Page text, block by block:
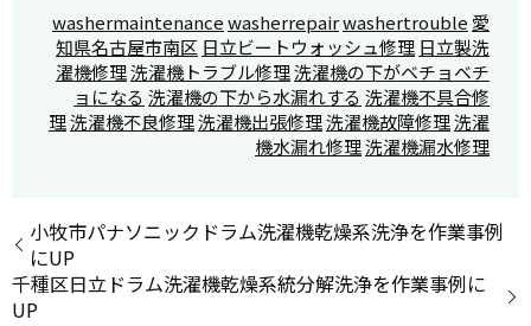
washermaintenancewasherrepairwashertrouble 愛
知県名古屋市南区 日立ビートウォッシュ修理 日立製洗
濯機修理洗濯機トラブル修理洗濯機の下がベチョベチ
ョになる 洗濯機の下から水漏れする 洗濯機不具合修
理洗濯機不良修理洗濯機出張修理洗濯機故障修理洗濯
機水漏れ修理洗濯機漏水修理
小牧市パナソニックドラム洗濯機乾燥系洗浄を作業事例
にUP
千種区日立ドラム洗濯機乾燥系統分解洗浄を作業事例に
UP